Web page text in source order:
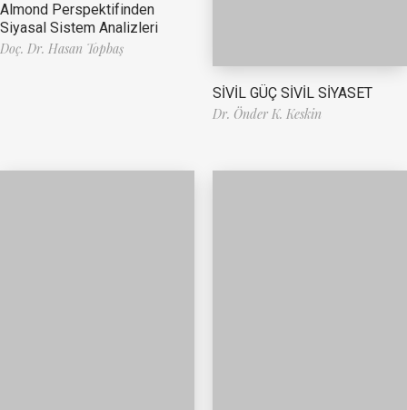
Almond Perspektifinden
Siyasal Sistem Analizleri
Doç. Dr. Hasan Topbaş
SİVİL GÜÇ SİVİL SİYASET
Dr. Önder K. Keskin